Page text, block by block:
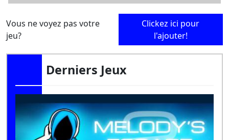
Vous ne voyez pas votre
jeu?
Clickez ici pour
l'ajouter!
Derniers Jeux